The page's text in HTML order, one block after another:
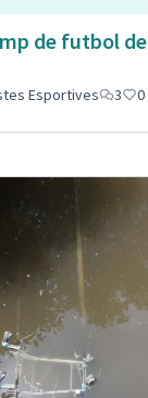
de futbol de
Esportives 3 0